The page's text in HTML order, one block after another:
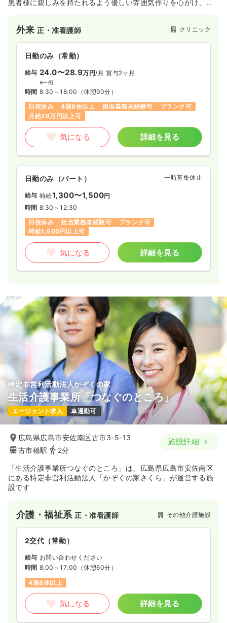
患者様に親しみを持たれるよう優しい雰囲気作りを心がけ、患
と近く、駐車場も完備しているため、通いやすいクリニックで
す。
外来正・准看護師 クリニック
日勤のみ（常勤）
給与 24.0〜28.9万円/月 賞与2ヶ月
※一例
時間 8:30～18:00 （休憩90分）
日祝休み
4週8休以上 担当業務未経験可
ブランク可
月給28万円以上可
気になる 詳細を見る
日勤のみ（パート） 一時募集休止
給与 時給1,300〜1,500円
時間 8:30～12:30
日祝休み
担当業務未経験可
ブランク可
時給1,500円以上可
気になる 詳細を見る
特定非営利活動法人かぞくの家
生活介護事業所「つなぐのところ」
エージェント求人 車通勤可
広島県広島市安佐南区古市3-5-13
古市橋駅
2分
施設詳細
「生活介護事業所つなぐのところ」は、広島県広島市安佐南区
にある特定非営利活動法人「かぞくの家さくら」が運営する施
設です
介護・福祉系正・准看護師 その他介護施設
2交代（常勤）
給与 お問い合わせください
時間 8:00～17:00 （休憩60分）
4週8休以上
気になる 詳細を見る